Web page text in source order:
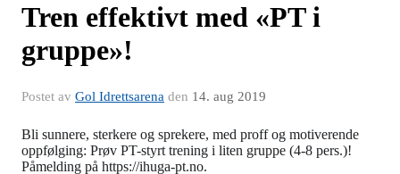
Tren effektivt med «PT i
gruppe»!
Postet av Gol Idrettsarena den 14. aug 2019
Bli sunnere, sterkere og sprekere, med proff og motiverende
oppfølging: Prøv PT-styrt trening i liten gruppe (4-8 pers.)!
Påmelding på https://ihuga-pt.no.